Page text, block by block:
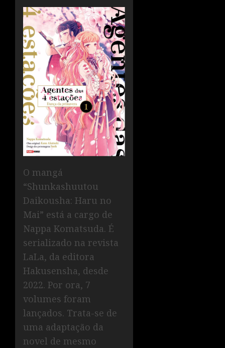
O mangá
“Shunkashuutou
Daikousha: Haru no
Mai” está a cargo de
Nappa Komatsuda. É
serializado na revista
LaLa, da editora
Hakusensha, desde
2022. Por ora, 7
volumes foram
lançados. Trata-se de
uma adaptação da
novel de mesmo